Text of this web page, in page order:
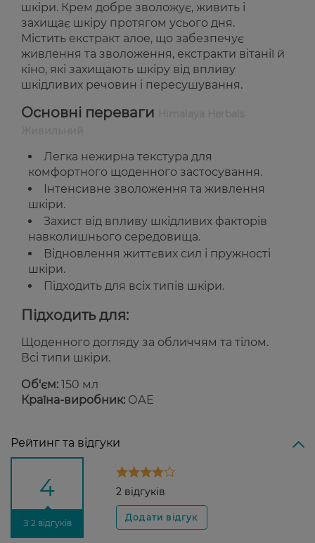
шкіри. Крем добре зволожує, живить і
захищає шкіру протягом усього дня.
Містить екстракт алое, що забезпечує
живлення та зволоження, екстракти вітанії й
кіно, які захищають шкіру від впливу
шкідливих речовин і пересушування.
Основні переваги
Легка нежирна текстура для
комфортного щоденного застосування.
Інтенсивне зволоження та живлення
шкіри.
Захист від впливу шкідливих факторів
навколишнього середовища.
Відновлення життєвих сил і пружності
шкіри.
Підходить для всіх типів шкіри.
Підходить для:
Щоденного догляду за обличчям та тілом.
Всі типи шкіри.
Об'єм: 150 мл
Країна-виробник: ОАЕ
Рейтинг та відгуки
4
З 2 відгуків
2 відгуків